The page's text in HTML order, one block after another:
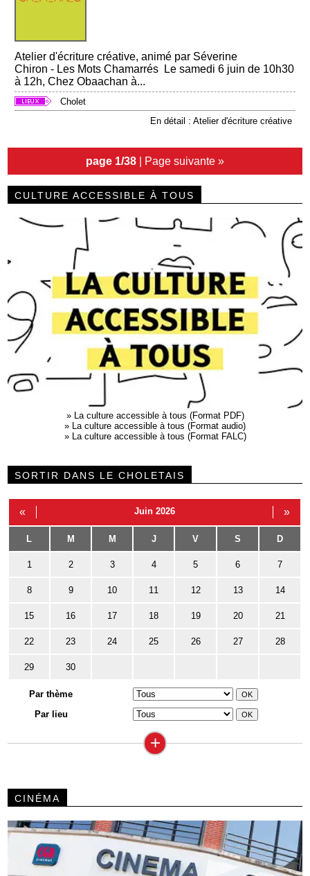
Atelier d'écriture créative, animé par Séverine
Chiron - Les Mots Chamarrés Le samedi 6 juin de 10h30
à 12h, Chez Obaachan à...
Cholet
En détail : Atelier d'écriture créative
page 1/38 | Page suivante »
CULTURE ACCESSIBLE À TOUS
» La culture accessible à tous (Format PDF)
» La culture accessible à tous (Format audio)
» La culture accessible à tous (Format FALC)
SORTIR DANS LE CHOLETAIS
« Juin 2026 »
L M M J V S D
1 2 3 4 5 6 7
8 9 10 11 12 13 14
15 16 17 18 19 20 21
22 23 24 25 26 27 28
29 30
Par thème
Par lieu
+
CINÉMA